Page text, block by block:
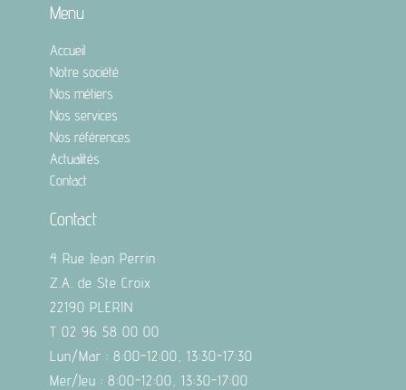
Contact
4 Rue Jean Perrin
Z.A. de Ste Croix
22190 PLERIN
T 02 96 58 00 00
Lun/Mar : 8:00-12:00, 13:30-17:30
Mer/Jeu : 8:00-12:00, 13:30-17:00
Menu
Accueil
Notre société
Nos métiers
Nos services
Nos références
Actualités
Contact